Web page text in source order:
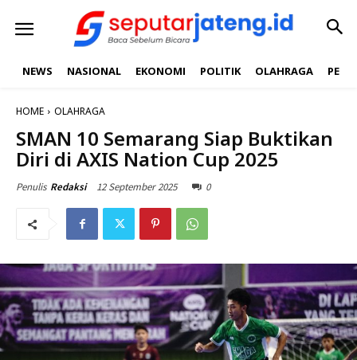
NEWS NASIONAL EKONOMI POLITIK OLAHRAGA
HOME OLAHRAGA
SMAN 10 Semarang Siap Buktikan
Diri di AXIS Nation Cup 2025
Penulis Redaksi 12 September 2025 0